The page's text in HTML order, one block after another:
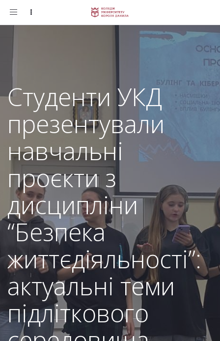
Toggle
Студенти УКД
презентували
навчальні
проєкти з
дисципліни
“Безпека
життєдіяльності”:
актуальні теми
підліткового